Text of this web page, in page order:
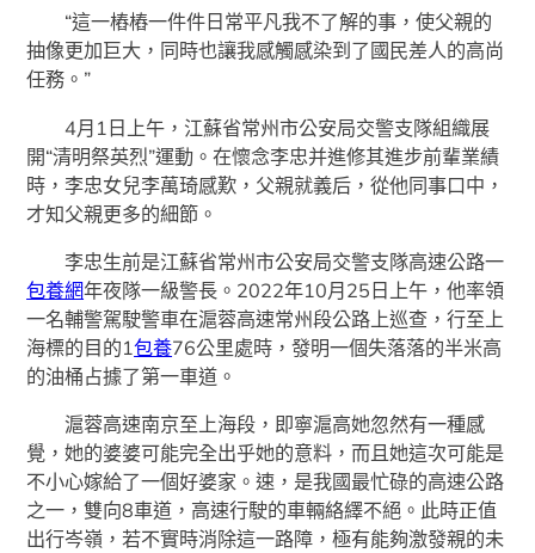
“這一樁樁一件件日常平凡我不了解的事，使父親的
抽像更加巨大，同時也讓我感觸感染到了國民差人的高尚
任務。”
4月1日上午，江蘇省常州市公安局交警支隊組織展
開“清明祭英烈”運動。在懷念李忠并進修其進步前輩業績
時，李忠女兒李萬琦感歎，父親就義后，從他同事口中，
才知父親更多的細節。
李忠生前是江蘇省常州市公安局交警支隊高速公路一
包養網年夜隊一級警長。2022年10月25日上午，他率領
一名輔警駕駛警車在滬蓉高速常州段公路上巡查，行至上
海標的目的1包養76公里處時，發明一個失落落的半米高
的油桶占據了第一車道。
滬蓉高速南京至上海段，即寧滬高她忽然有一種感
覺，她的婆婆可能完全出乎她的意料，而且她這次可能是
不小心嫁給了一個好婆家。速，是我國最忙碌的高速公路
之一，雙向8車道，高速行駛的車輛絡繹不絕。此時正值
出行岑嶺，若不實時消除這一路障，極有能夠激發親的未